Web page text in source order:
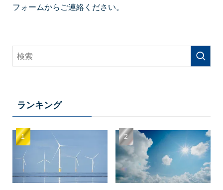
フォームからご連絡ください。
ランキング